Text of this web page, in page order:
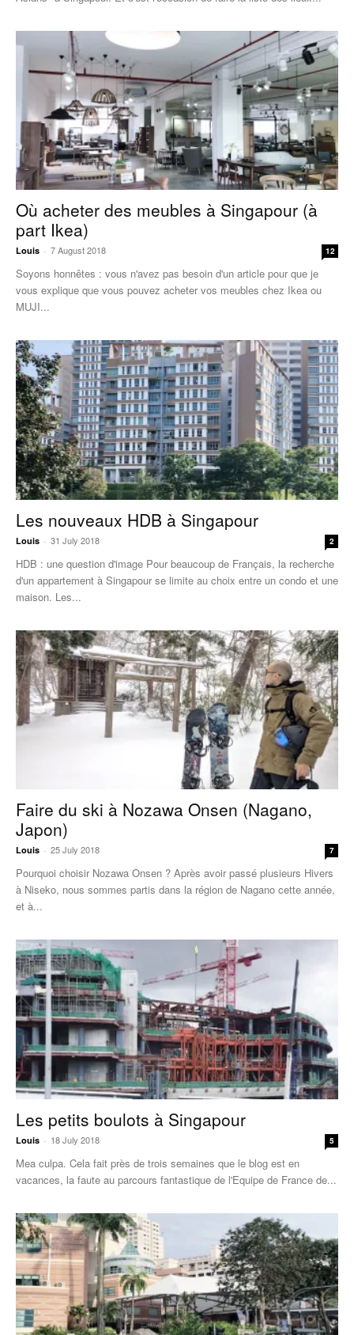
Où acheter des meubles à Singapour (à
part Ikea)
Louis - 7 August 2018 12
Soyons honnêtes : vous n'avez pas besoin d'un article pour que je
vous explique que vous pouvez acheter vos meubles chez Ikea ou
MUJI...
Les nouveaux HDB à Singapour
Louis - 31 July 2018 2
HDB : une question d'image Pour beaucoup de Français, la recherche
d'un appartement à Singapour se limite au choix entre un condo et une
maison. Les...
Faire du ski à Nozawa Onsen (Nagano,
Japon)
Louis - 25 July 2018 7
Pourquoi choisir Nozawa Onsen ? Après avoir passé plusieurs Hivers
à Niseko, nous sommes partis dans la région de Nagano cette année,
et à...
Les petits boulots à Singapour
Louis - 18 July 2018 5
Mea culpa. Cela fait près de trois semaines que le blog est en
vacances, la faute au parcours fantastique de l'Equipe de France de...